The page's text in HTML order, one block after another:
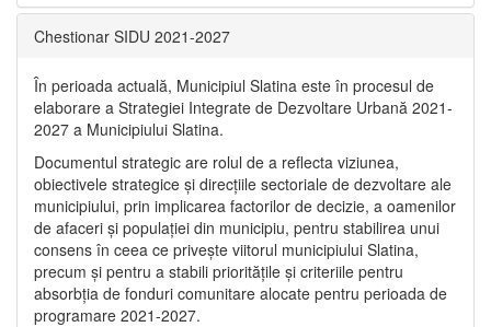
Chestionar SIDU 2021-2027
În perioada actuală, Municipiul Slatina este în procesul de
elaborare a Strategiei Integrate de Dezvoltare Urbană 2021‐
2027 a Municipiului Slatina.
Documentul strategic are rolul de a reflecta viziunea,
obiectivele strategice și direcțiile sectoriale de dezvoltare ale
municipiului, prin implicarea factorilor de decizie, a oamenilor
de afaceri și populației din municipiu, pentru stabilirea unui
consens în ceea ce privește viitorul municipiului Slatina,
precum și pentru a stabili prioritățile și criteriile pentru
absorbția de fonduri comunitare alocate pentru perioada de
programare 2021-2027.